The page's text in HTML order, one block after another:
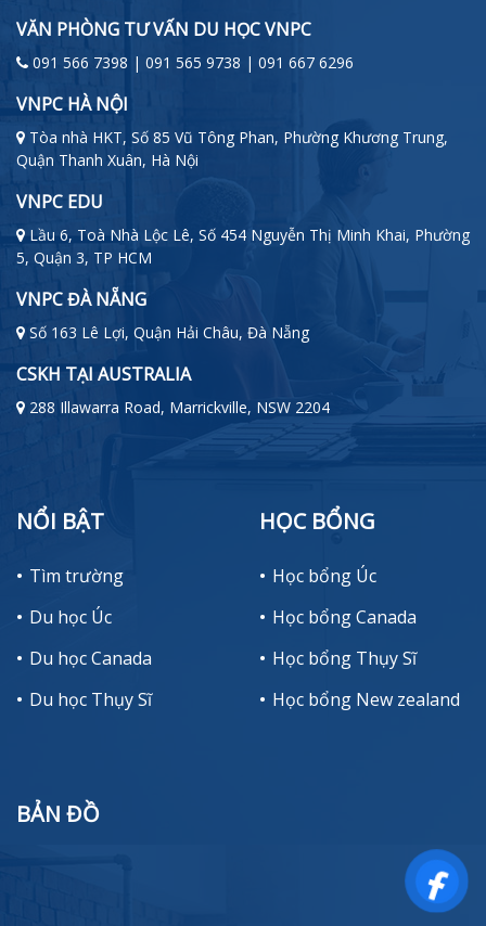
VĂN PHÒNG TƯ VẤN DU HỌC VNPC
091 566 7398 | 091 565 9738 | 091 667 6296
VNPC HÀ NỘI
Tòa nhà HKT, Số 85 Vũ Tông Phan, Phường Khương Trung,
Quận Thanh Xuân, Hà Nội
VNPC EDU
Lầu 6, Toà Nhà Lộc Lê, Số 454 Nguyễn Thị Minh Khai, Phường
5, Quận 3, TP HCM
VNPC ĐÀ NẴNG
Số 163 Lê Lợi, Quận Hải Châu, Đà Nẵng
CSKH TẠI AUSTRALIA
288 Illawarra Road, Marrickville, NSW 2204
NỔI BẬT
Tìm trường
Du học Úc
Du học Canada
Du học Thụy Sĩ
HỌC BỔNG
Học bổng Úc
Học bổng Canada
Học bổng Thụy Sĩ
Học bổng New zealand
BẢN ĐỒ